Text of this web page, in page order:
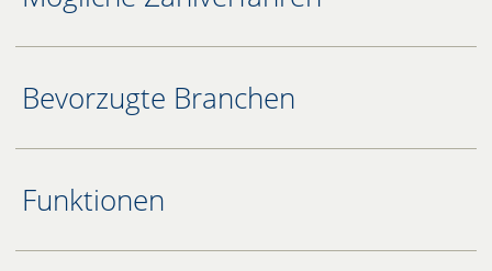
Bevorzugte Branchen
Funktionen